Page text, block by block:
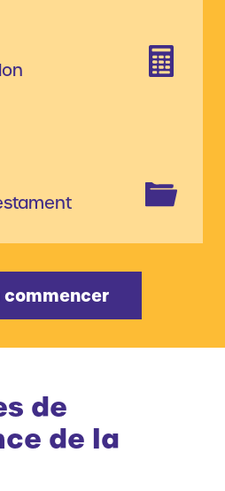
commencer
de
de la